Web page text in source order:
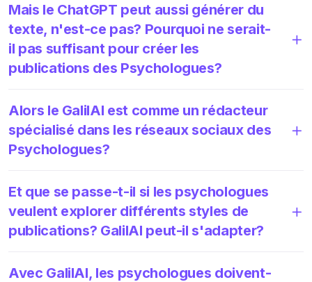
Mais le ChatGPT peut aussi générer du
texte, n'est-ce pas? Pourquoi ne serait-
il pas suffisant pour créer les
publications des Psychologues?
Alors le GalilAI est comme un rédacteur
spécialisé dans les réseaux sociaux des
Psychologues?
Et que se passe-t-il si les psychologues
veulent explorer différents styles de
publications? GalilAI peut-il s'adapter?
Avec GalilAI, les psychologues doivent-